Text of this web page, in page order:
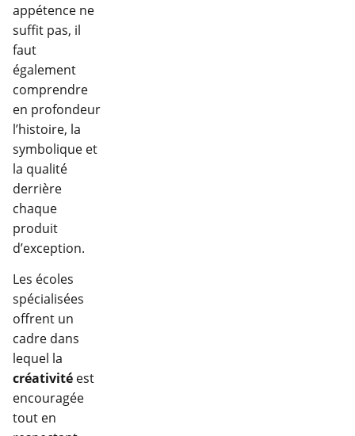
appétence ne
suffit pas, il
faut
également
comprendre
en profondeur
l’histoire, la
symbolique et
la qualité
derrière
chaque
produit
d’exception.
Les écoles
spécialisées
offrent un
cadre dans
lequel la
créativité est
encouragée
tout en